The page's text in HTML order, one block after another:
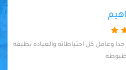
احتياطاته والعياده نظيفه